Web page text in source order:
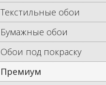
Текстильные обои
Бумажные обои
Обои под покраску
Премиум